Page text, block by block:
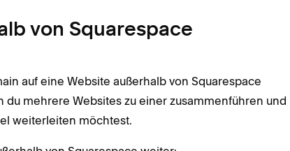
von Squarespace
auf eine Website außerhalb von Squarespace
mehrere Websites zu einer zusammenführen und
weiterleiten möchtest.